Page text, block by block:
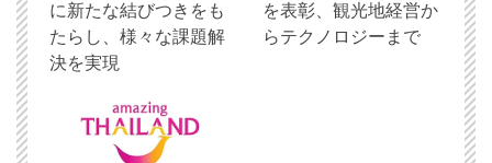
に新たな結びつきをも
たらし、様々な課題解
決を実現
を表彰、観光地経営か
らテクノロジーまで